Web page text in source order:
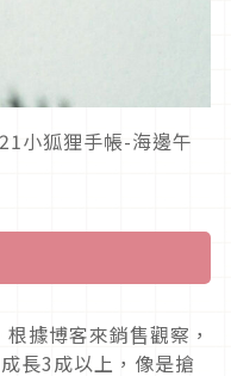
小狐狸手帳-海邊午
據博客來銷售觀察，
長3成以上，像是搶